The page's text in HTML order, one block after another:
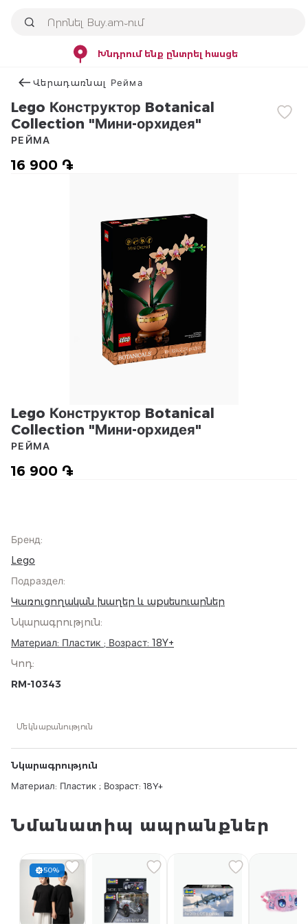
Խնդրում ենք ընտրել հասցե
Վերադառնալ Рейма
Lego Конструктор Botanical
Collection "Мини-орхидея"
16 900 ֏
РЕЙМА
Lego Конструктор Botanical
Collection "Мини-орхидея"
16 900 ֏
РЕЙМА
Бренд:
Lego
Подраздел:
Կառուցողական խաղեր և աքսեսուարներ
Նկարագրություն:
Материал: Пластик ; Возраст: 18Y+
Կոդ:
RM-10343
Մեկնաբանություն
Նկարագրություն
Материал: Пластик ; Возраст: 18Y+
Նմանատիպ ապրանքներ
50%